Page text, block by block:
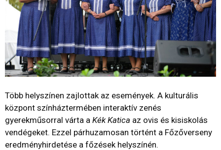
Több helyszínen zajlottak az események. A kulturális
központ színháztermében interaktív zenés
gyerekműsorral várta a Kék Katica az ovis és kisiskolás
vendégeket. Ezzel párhuzamosan történt a Főzőverseny
eredményhirdetése a főzések helyszínén.